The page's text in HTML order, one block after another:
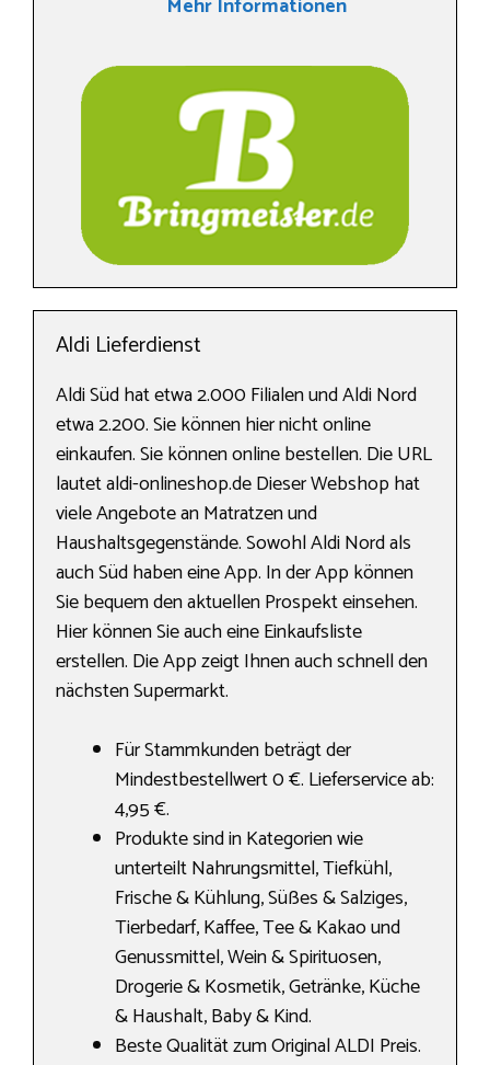
Mehr Informationen
Aldi Lieferdienst
Aldi Süd hat etwa 2.000 Filialen und Aldi Nord
etwa 2.200. Sie können hier nicht online
einkaufen. Sie können online bestellen. Die URL
lautet aldi-onlineshop.de Dieser Webshop hat
viele Angebote an Matratzen und
Haushaltsgegenstände. Sowohl Aldi Nord als
auch Süd haben eine App. In der App können
Sie bequem den aktuellen Prospekt einsehen.
Hier können Sie auch eine Einkaufsliste
erstellen. Die App zeigt Ihnen auch schnell den
nächsten Supermarkt.
Für Stammkunden beträgt der
Mindestbestellwert 0 €. Lieferservice ab:
4,95 €.
Produkte sind in Kategorien wie
unterteilt Nahrungs­mittel, Tiefkühl,
Frische & Kühlung, Süßes & Salziges,
Tierbedarf, Kaffee, Tee & Kakao und
Genussmittel, Wein & Spirituosen,
Drogerie & Kosmetik, Getränke, Küche
& Haushalt, Baby & Kind.
Beste Qualität zum Original ALDI Preis.